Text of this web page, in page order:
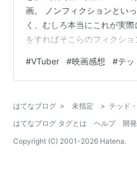
画。 ノンフィクションとい
く、むしろ本当にこれが実
をすればそこらのフィクシ
ス、会見のシーンではおそら
たカットをたびたび挟んで
操作したり、別々の場所での
替えたりすることで登場人物
を描写するのも面白かった。
#VTuber #映画感想 #テッ
はてなブログ > 未指定 > テッド
はてなブログ タグとは
ヘルプ 開
Copyright (C) 2001-2026 Hatena.